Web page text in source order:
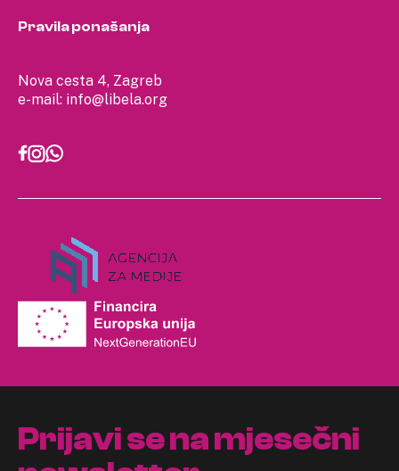
Nova cesta 4, Zagreb
e-mail: info@libela.org
Pravila ponašanja
Prijavi se na mjesečni